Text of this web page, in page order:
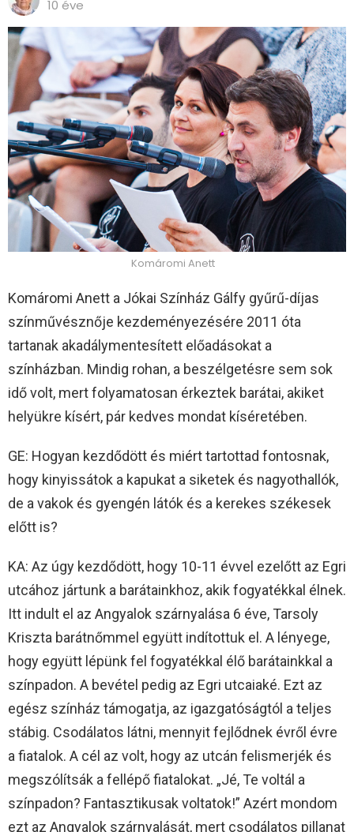
10 éve
Komáromi Anett
Komáromi Anett a Jókai Színház Gálfy gyűrű-díjas
színművésznője kezdeményezésére 2011 óta
tartanak akadálymentesített előadásokat a
színházban. Mindig rohan, a beszélgetésre sem sok
idő volt, mert folyamatosan érkeztek barátai, akiket
helyükre kísért, pár kedves mondat kíséretében.
GE: Hogyan kezdődött és miért tartottad fontosnak,
hogy kinyissátok a kapukat a siketek és nagyothallók,
de a vakok és gyengén látók és a kerekes székesek
előtt is?
KA: Az úgy kezdődött, hogy 10-11 évvel ezelőtt az Egri
utcához jártunk a barátainkhoz, akik fogyatékkal élnek.
Itt indult el az Angyalok szárnyalása 6 éve, Tarsoly
Kriszta barátnőmmel együtt indítottuk el. A lényege,
hogy együtt lépünk fel fogyatékkal élő barátainkkal a
színpadon. A bevétel pedig az Egri utcaiaké. Ezt az
egész színház támogatja, az igazgatóságtól a teljes
stábig. Csodálatos látni, mennyit fejlődnek évről évre
a fiatalok. A cél az volt, hogy az utcán felismerjék és
megszólítsák a fellépő fiatalokat. „Jé, Te voltál a
színpadon? Fantasztikusak voltatok!” Azért mondom
ezt az Angyalok szárnyalását, mert csodálatos pillanat